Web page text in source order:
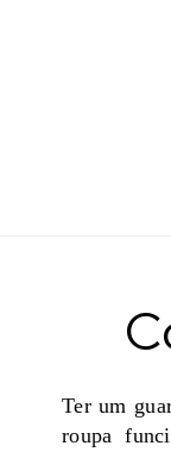
Ter um
roupa